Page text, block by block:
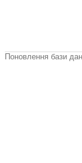
Поновлення бази